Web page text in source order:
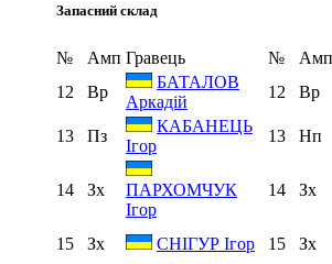
Запасний склад
№ Амп Гравець № Амп
12
Вр
БАТАЛОВ
Аркадій
12 Вр
13
Пз
КАБАНЕЦЬ
Ігор
13 Нп
14 Зх
ПАРХОМЧУК
Ігор
14 Зх
15
Зх СНІГУР Ігор 15 Зх